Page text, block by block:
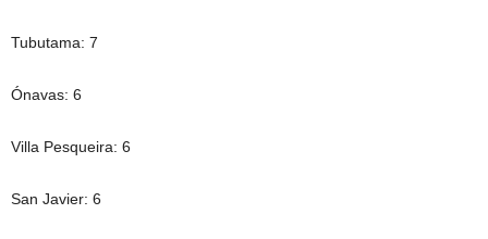
Tubutama: 7
Ónavas: 6
Villa Pesqueira: 6
San Javier: 6